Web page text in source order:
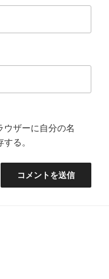
ウザーに自分の名
る。